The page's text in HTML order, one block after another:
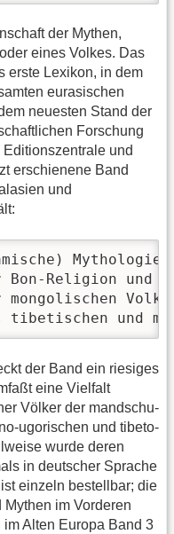
der Mythen,
eines Volkes. Das
erste Lexikon, in dem
eurasischen
neuesten Stand der
Forschung
und
erschienene Band
und
Mythologie
Bon-Religion und
mongolischen
tibetischen und
der Band ein riesiges
eine Vielfalt
Völker der mandschu-
ugorischen und tibeto-
wurde deren
in deutscher Sprache
einzeln bestellbar; die
im Vorderen
Alten Europa Band 3